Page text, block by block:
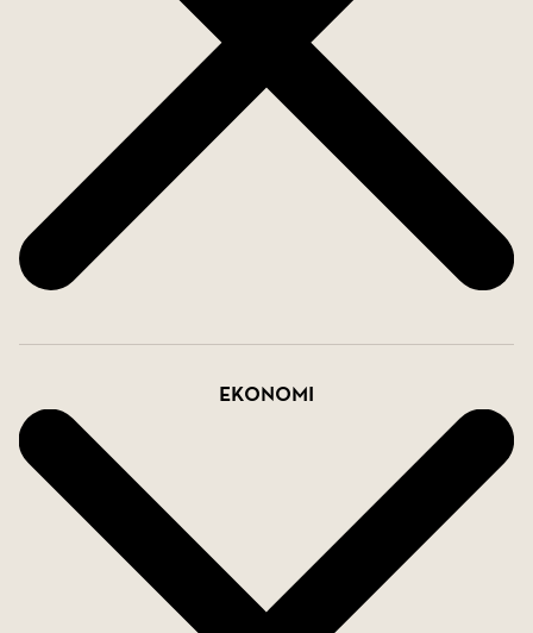
gemensamt poolområde för avslappning. Området
har närhet till restauranger, barer, golfbanor och
grönområden, vilket ger möjlighet att njuta av den
exceptionella naturen. Varje hus inkluderar också
tillgång till parkering, vilket lägger till
bekvämligheten för de boende.
Se betalningsplan.
mer information!
Ekonomi